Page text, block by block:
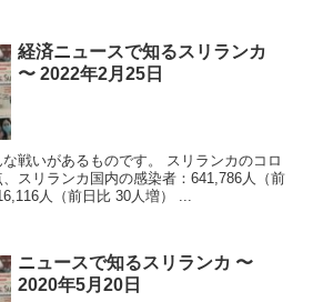
経済ニュースで知るスリランカ
〜 2022年2月25日
ニュースで知るスリランカ 〜
2020年5月20日